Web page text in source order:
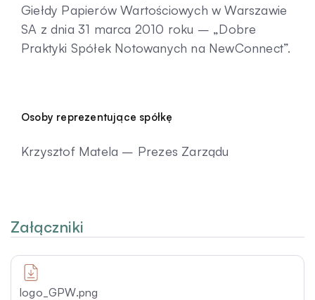
Giełdy Papierów Wartościowych w Warszawie
SA z dnia 31 marca 2010 roku – „Dobre
Praktyki Spółek Notowanych na NewConnect”.
Osoby reprezentujące spółkę
Krzysztof Matela – Prezes Zarządu
Załączniki
logo_GPW.png